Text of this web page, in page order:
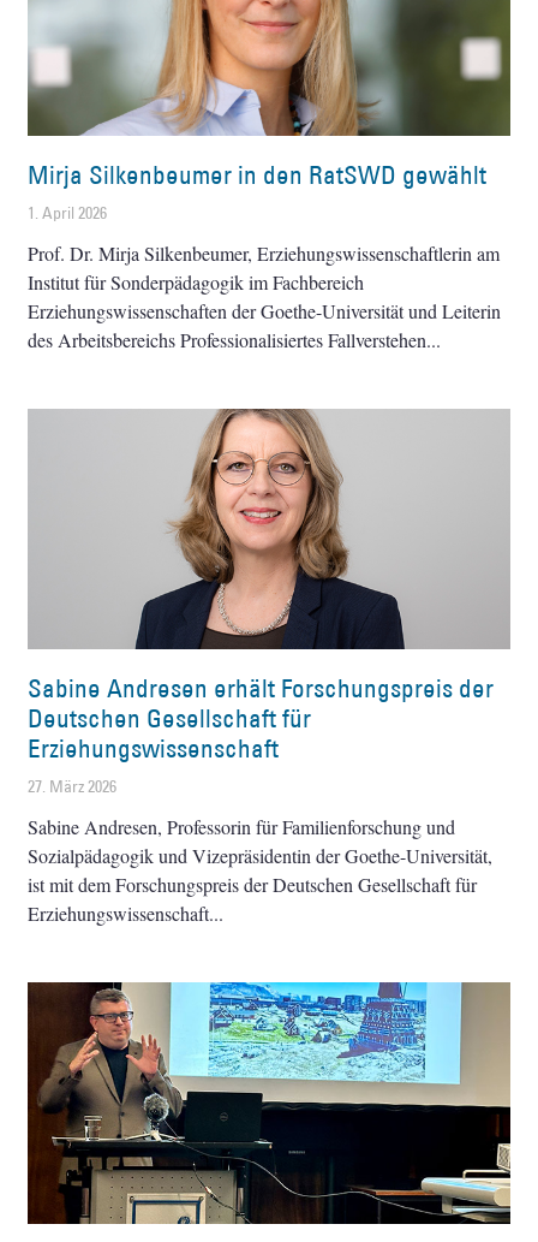
Mirja Silkenbeumer in den RatSWD gewählt
1. April 2026
Prof. Dr. Mirja Silkenbeumer, Erziehungswissenschaftlerin am
Institut für Sonderpädagogik im Fachbereich
Erziehungswissenschaften der Goethe-Universität und Leiterin
des Arbeitsbereichs Professionalisiertes Fallverstehen
Sabine Andresen erhält Forschungspreis der
Deutschen Gesellschaft für
Erziehungswissenschaft
27. März 2026
Sabine Andresen, Professorin für Familienforschung und
Sozialpädagogik und Vizepräsidentin der Goethe-Universität,
ist mit dem Forschungspreis der Deutschen Gesellschaft für
Erziehungswissenschaft